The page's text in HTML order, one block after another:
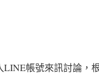
帳號來訊討論，